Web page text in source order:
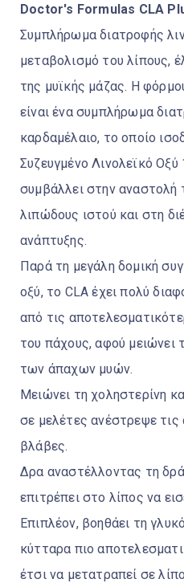
Doctor's Formulas CLA
Συμπλήρωμα διατροφής
μεταβολισμό του λίπους,
της μυϊκής μάζας. Η
είναι ένα συμπλήρωμα
καρδαμέλαιο, το οποίο
Συζευγμένο Λινολεϊκό
συμβάλλει στην αναστολή
λιπώδους ιστού και στη
ανάπτυξης.
Παρά τη μεγάλη δομική
οξύ, το CLA έχει πολύ
από τις
του πάχους, αφού μειώνει
των άπαχων μυών.
Μειώνει τη χοληστερίνη
σε μελέτες ανέστρεψε τις
βλάβες.
Δρα αναστέλλοντας τη
επιτρέπει στο λίπος να
Επιπλέον, βοηθάει τη
κύτταρα πιο
έτσι να μετατραπεί σε